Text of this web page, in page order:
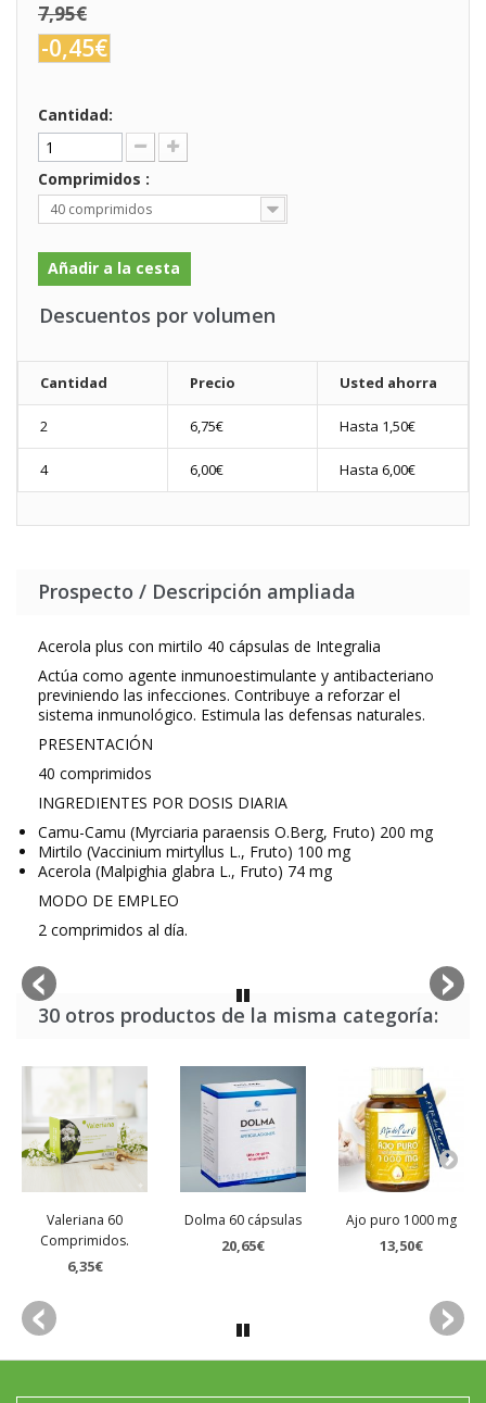
7,95€
-0,45€
Cantidad:
Comprimidos :
40 comprimidos
Añadir a la cesta
Descuentos por volumen
Cantidad Precio Usted ahorra
2 6,75€ Hasta 1,50€
4 6,00€ Hasta 6,00€
Prospecto / Descripción ampliada
Acerola plus con mirtilo 40 cápsulas de Integralia
Actúa como agente inmunoestimulante y antibacteriano
previniendo las infecciones. Contribuye a reforzar el
sistema inmunológico. Estimula las defensas naturales.
PRESENTACIÓN
40 comprimidos
INGREDIENTES POR DOSIS DIARIA
Camu-Camu (Myrciaria paraensis O.Berg, Fruto) 200 mg
Mirtilo (Vaccinium mirtyllus L., Fruto) 100 mg
Acerola (Malpighia glabra L., Fruto) 74 mg
MODO DE EMPLEO
2 comprimidos al día.
30 otros productos de la misma categoría:
Valeriana 60
Comprimidos.
6,35€
Dolma 60 cápsulas
20,65€
Ajo puro 1000 mg
13,50€